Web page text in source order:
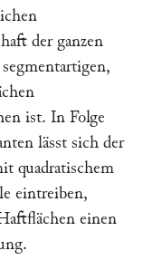
der ganzen
ist. In Folge
lässt sich der
quadratischem
eintreiben,
einen